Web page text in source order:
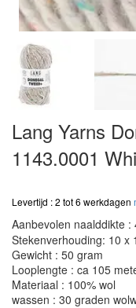
Lang Yarns
1143.0001
Levertijd : 2 tot 6 werkdagen
Aanbevolen naalddikte :
Stekenverhouding: 10 x
Gewicht : 50 gram
Looplengte : ca 105
Materiaal : 100% wol
wassen : 30 graden